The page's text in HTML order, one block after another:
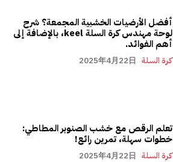
أفضل الأرضيات الخشبية المجمعة؟ شرح
لوحة مهندس كرة السلة keel، بالإضافة إلى
أهم الفوائد.
كرة السلة 2025年4月22日
تعلم الرقص مع خشب الصنوبر المطاطي:
خطوات سهلة، تمرين رائع!
كرة السلة 2025年4月22日